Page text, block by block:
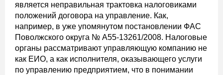
является неправильная трактовка налоговиками
положений договора на управление. Как,
например, в уже упомянутом постановлении ФАС
Поволжского округа № А55-13261/2008. Налоговые
органы рассматривают управляющую компанию не
как ЕИО, а как исполнителя, оказывающего услуги
по управлению предприятием, что в понимании